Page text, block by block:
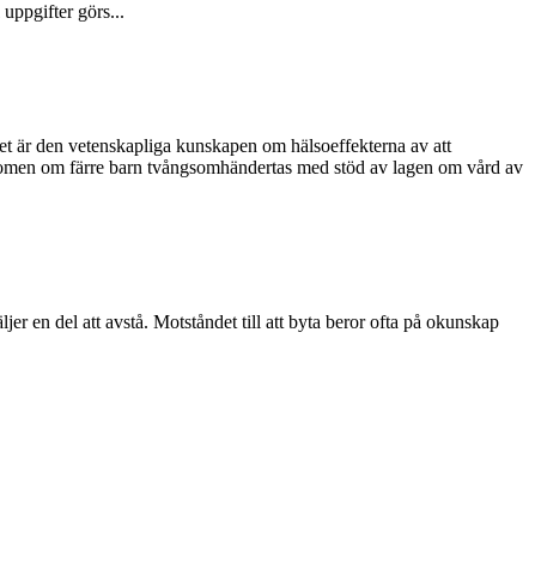
görs...
den vetenskapliga kunskapen om hälsoeffekterna av att
om färre barn tvångsomhändertas med stöd av lagen om vård av
en del att avstå. Motståndet till att byta beror ofta på okunskap